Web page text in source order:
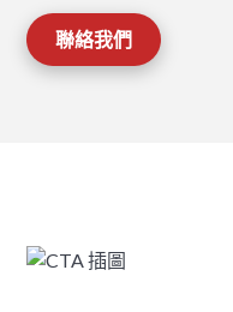
聯絡我們